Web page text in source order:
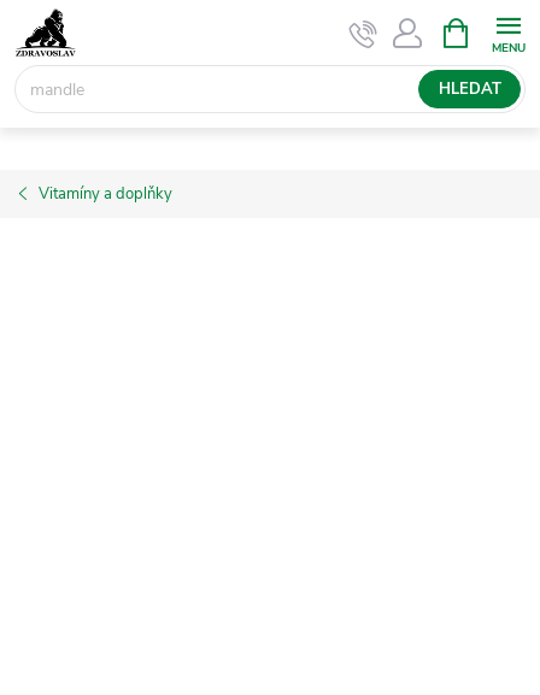
na
obsah
HLEDAT
NÁKUPNÍ
KOŠÍK
Vitamíny a doplňky